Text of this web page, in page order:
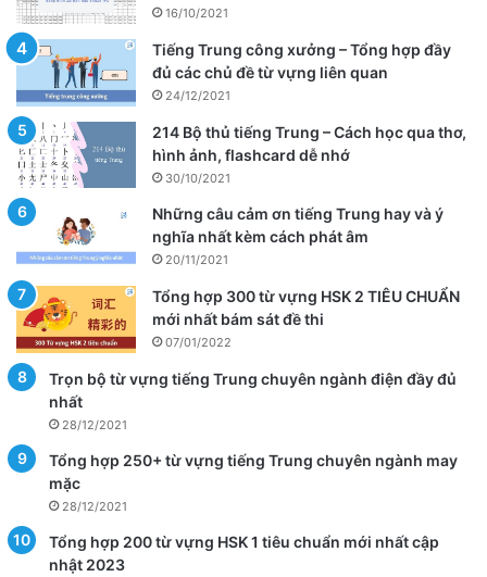
16/10/2021
Tiếng Trung công xưởng – Tổng hợp đầy
đủ các chủ đề từ vựng liên quan
24/12/2021
214 Bộ thủ tiếng Trung – Cách học qua thơ,
hình ảnh, flashcard dễ nhớ
30/10/2021
Những câu cảm ơn tiếng Trung hay và ý
nghĩa nhất kèm cách phát âm
20/11/2021
Tổng hợp 300 từ vựng HSK 2 TIÊU CHUẨN
mới nhất bám sát đề thi
07/01/2022
Trọn bộ từ vựng tiếng Trung chuyên ngành điện đầy đủ
nhất
28/12/2021
Tổng hợp 250+ từ vựng tiếng Trung chuyên ngành may
mặc
28/12/2021
Tổng hợp 200 từ vựng HSK 1 tiêu chuẩn mới nhất cập
nhật 2023